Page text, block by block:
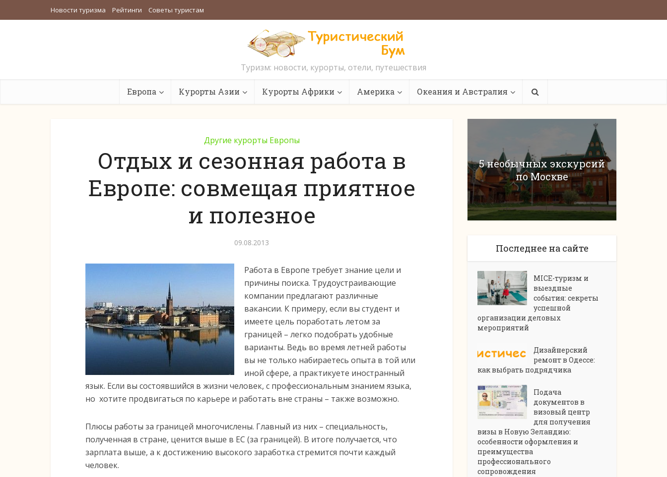
Новости туризма Рейтинги Советы туристам
Туризм: новости, курорты, отели, путешествия
Европа Курорты Азии Курорты Африки Америка Океания и Австралия
Другие курорты Европы
Отдых и сезонная работа в
Европе: совмещая приятное
и полезное
09.08.2013
Работа в Европе требует знание цели и
причины поиска. Трудоустраивающие
компании предлагают различные
вакансии. К примеру, если вы студент и
имеете цель поработать летом за
границей – легко подобрать удобные
варианты. Ведь во время летней работы
вы не только набираетесь опыта в той или
иной сфере, а практикуете иностранный
язык. Если вы состоявшийся в жизни человек, с профессиональным знанием языка,
но хотите продвигаться по карьере и работать вне страны – также возможно.
Плюсы работы за границей многочислены. Главный из них – специальность,
полученная в стране, ценится выше в ЕС (за границей). В итоге получается, что
зарплата выше, а к достижению высокого заработка стремится почти каждый
человек.
5 необычных экскурсий
по Москве
Последнее на сайте
MICE-туризм и
выездные
события: секреты
успешной
организации деловых
мероприятий
Дизайнерский
ремонт в Одессе:
как выбрать подрядчика
Подача
документов в
визовый центр
для получения
визы в Новую Зеландию:
особенности оформления и
преимущества
профессионального
сопровождения